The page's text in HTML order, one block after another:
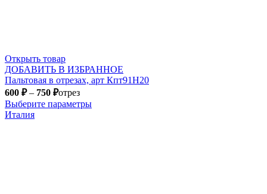
Открыть товар
ДОБАВИТЬ В ИЗБРАННОЕ
Пальтовая в отрезах, арт Кпт91Н20
600 ₽– 750 ₽отрез
Выберите параметры
Италия